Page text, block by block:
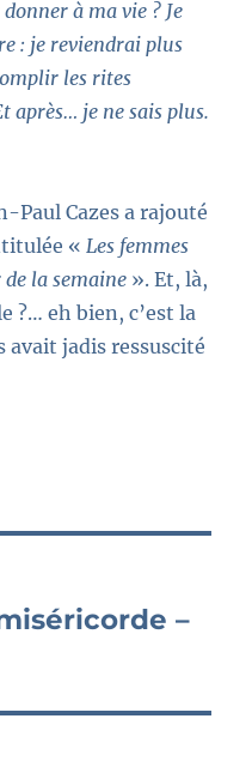
à ma vie ? Je
: je reviendrai plus
les rites
après… je ne sais plus.
Paul Cazes a rajouté
«Les femmes
la semaine ». Et, là,
?… eh bien, c’est la
avait jadis ressuscité
–